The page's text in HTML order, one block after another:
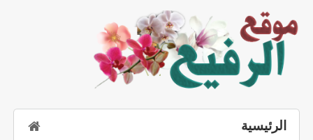
الرئيسية